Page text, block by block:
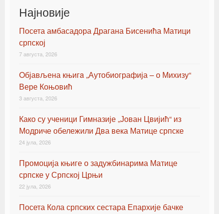
Најновије
Посета амбасадора Драгана Бисенића Матици
српској
7 августа, 2026
Oбјављена књигa „Аутобиографија – о Михизу“
Вере Коњовић
3 августа, 2026
Како су ученици Гимназије „Јован Цвијић“ из
Модриче обележили Два века Матице српске
24 јула, 2026
Промоција књиге о задужбинарима Матице
српске у Српској Црњи
22 јула, 2026
Посета Кола српских сестара Епархије бачке